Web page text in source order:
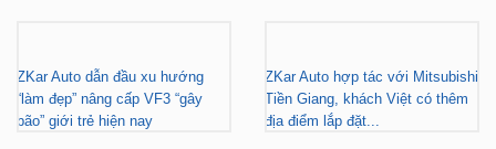
ZKar Auto dẫn đầu xu hướng
“làm đẹp” nâng cấp VF3 “gây
bão” giới trẻ hiện nay
ZKar Auto hợp tác với Mitsubishi
Tiền Giang, khách Việt có thêm
địa điểm lắp đặt...